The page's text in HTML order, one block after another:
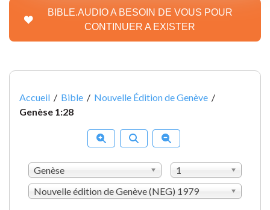
BIBLE.AUDIO A BESOIN DE VOUS POUR
CONTINUER A EXISTER
Accueil / Bible / Nouvelle Édition de Genève /
Genèse 1:28
Genèse
1
Nouvelle édition de Genève (NEG) 1979